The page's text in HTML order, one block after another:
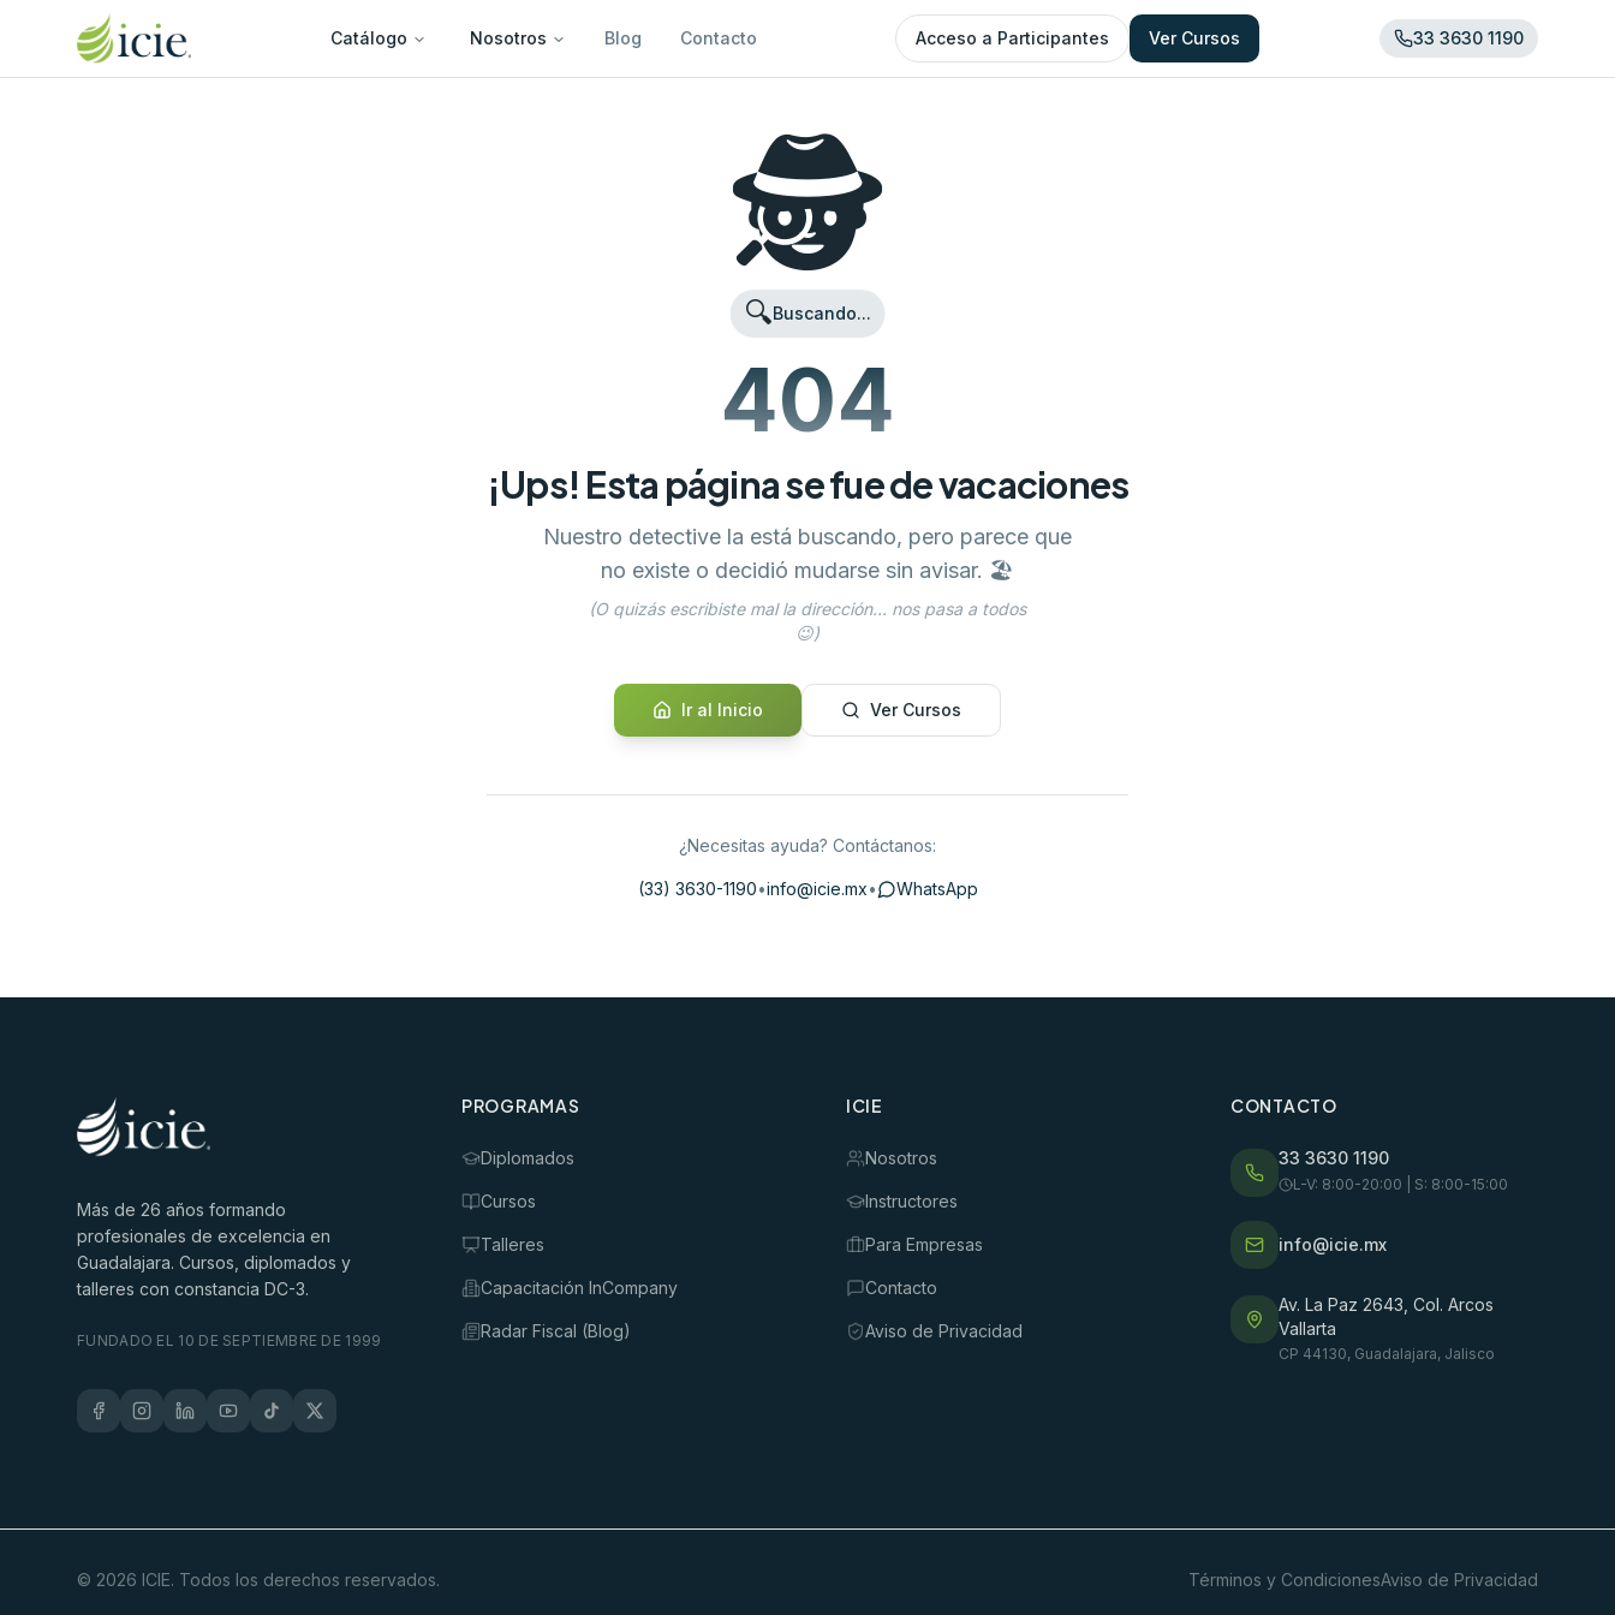
Catálogo Nosotros Blog Contacto Acceso a Participantes Ver Cursos 33 3630 1190
🕵️
🔍Buscando...
404
¡Ups! Esta página se fue de vacaciones
Nuestro detective la está buscando, pero parece que
no existe o decidió mudarse sin avisar. 🏖️
(O quizás escribiste mal la dirección... nos pasa a todos
😉)
Ir al Inicio Ver Cursos
¿Necesitas ayuda? Contáctanos:
(33) 3630-1190•info@icie.mx• WhatsApp
Más de 26 años formando
profesionales de excelencia en
Guadalajara. Cursos, diplomados y
talleres con constancia DC-3.
FUNDADO EL 10 DE SEPTIEMBRE DE 1999
PROGRAMAS
Diplomados
Cursos
Talleres
Capacitación InCompany
Radar Fiscal (Blog)
ICIE
Nosotros
Instructores
Para Empresas
Contacto
Aviso de Privacidad
CONTACTO
33 3630 1190
L-V: 8:00-20:00 | S: 8:00-15:00
info@icie.mx
Av. La Paz 2643, Col. Arcos
Vallarta
CP 44130, Guadalajara, Jalisco
© 2026 ICIE. Todos los derechos reservados. Términos y CondicionesAviso de Privacidad